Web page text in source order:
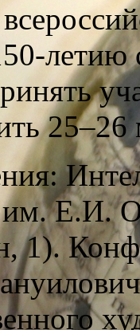
летию
25–26
им. Е.И.
1).